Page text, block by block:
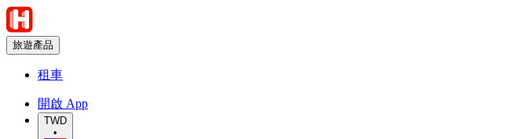
旅遊產品
租車
開啟 App
TWD
•